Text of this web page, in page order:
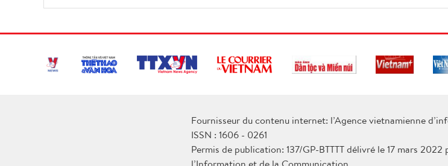
Fournisseur du contenu internet: l’Agence vietnamienne
ISSN : 1606 - 0261
Permis de publication: 137/GP-BTTTT délivré le 17 mars
l’Information et de la Communication